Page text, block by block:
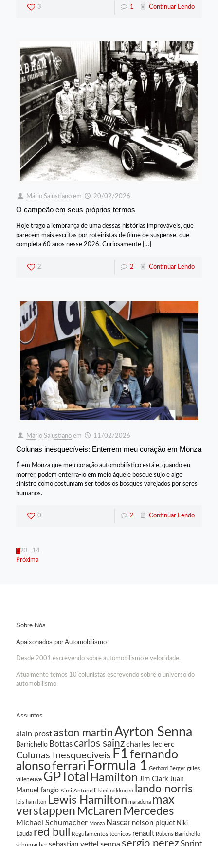
3 1 Continuar Lendo
Mário Salustiano em 20/02/2026
O campeão em seus próprios termos
Hoje trago a lembrança de uma dessas histórias improváveis, que
parecem mais escritas por roteiristas de filme de suspense, que
completa 60 anos nesse 2026. Curiosamente […]
2 2 Continuar Lendo
Mário Salustiano em 11/02/2026
Colunas inesquecíveis: Enterrem meu coração em Monza
É em Monza que meu coração automobilístico está e, quando eu
morrer, podem enterra-lo em meio àquele bosque sujo e algo
sinistro como costumam ser todos os bosques varejados por seres
humanos.
0 2 Continuar Lendo
123...14
Próxima
Sobre Nós
Apaixonados por Automobilismo
Desde 2001 escrevendo sobre automobilismo e velocidade.
Atualmente temos 10 colunistas escrevendo sobre o universo do
automobilismo.
Assuntos
alain prostaston martinAyrton Senna
Barrichello Bottas carlos sainzcharles leclerc
Colunas Inesquecíveis F1 fernando
alonsoferrari Formula 1 Gerhard Berger gilles
villeneuve GPTotal Hamilton Jim Clark Juan
Manuel fangio Kimi Antonelli kimi räikkönen lando norris
leis hamilton Lewis Hamilton maradona max
verstappen McLaren Mercedes
Michael Schumacher Monza Nascar nelson piquet Niki
Lauda red bull Regulamentos técnicos renault Rubens Barrichello
schumacher sebastian vettel senna sergio perezSprint